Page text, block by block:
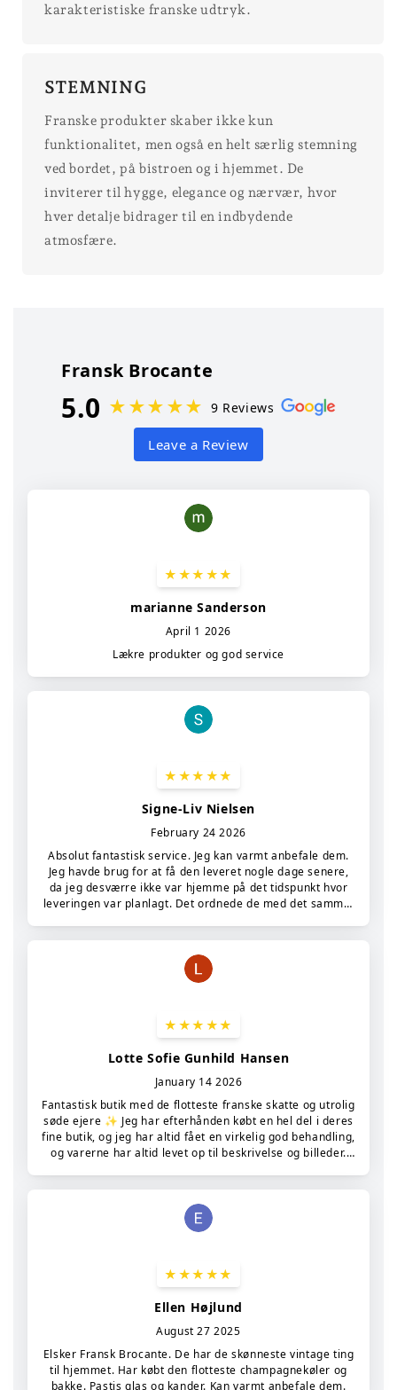
karakteristiske franske udtryk.
STEMNING
Franske produkter skaber ikke kun
funktionalitet, men også en helt særlig stemning
ved bordet, på bistroen og i hjemmet. De
inviterer til hygge, elegance og nærvær, hvor
hver detalje bidrager til en indbydende
atmosfære.